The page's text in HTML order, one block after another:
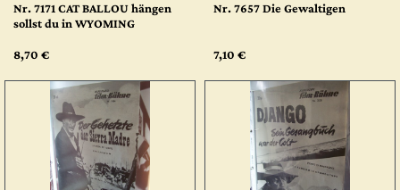
Nr. 7171 CAT BALLOU hängen
sollst du in WYOMING
8,70 €
Nr. 7657 Die Gewaltigen
7,10 €